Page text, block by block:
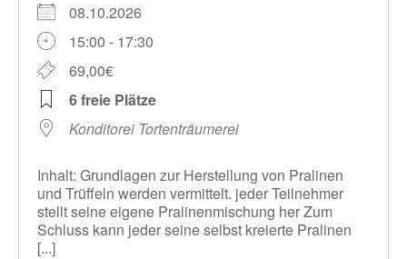
08.10.2026
15:00 - 17:30
69,00€
6 freie Plätze
Konditorei Tortenträumerei
Inhalt: Grundlagen zur Herstellung von Pralinen
und Trüffeln werden vermittelt. jeder Teilnehmer
stellt seine eigene Pralinenmischung her Zum
Schluss kann jeder seine selbst kreierte Pralinen
[...]